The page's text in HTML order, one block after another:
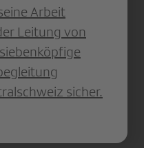
Arbeit
Leitung von
sicher.